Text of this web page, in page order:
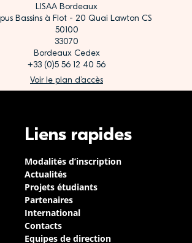
LISAA Bordeaux
Bassins à Flot - 20 Quai Lawton CS
50100
33070
Bordeaux Cedex
+33 (0)5 56 12 40 56
Voir le plan d’accès
Liens rapides
Modalités d’inscription
Actualités
Projets étudiants
Partenaires
International
Contacts
Equipes de direction